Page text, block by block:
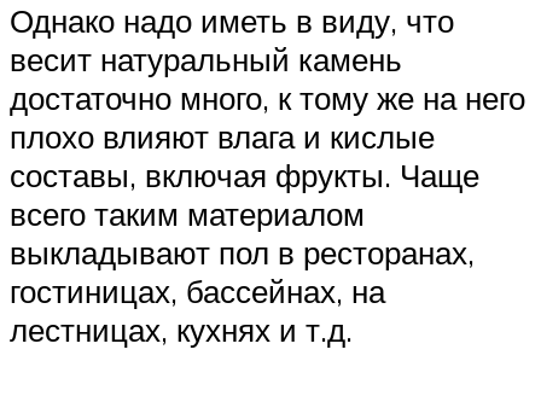
Однако надо иметь в виду, что
весит натуральный камень
достаточно много, к тому же на него
плохо влияют влага и кислые
составы, включая фрукты. Чаще
всего таким материалом
выкладывают пол в ресторанах,
гостиницах, бассейнах, на
лестницах, кухнях и т.д.